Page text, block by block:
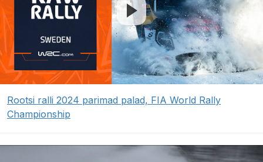
Rootsi ralli 2024 parimad palad, FIA World Rally
Championship